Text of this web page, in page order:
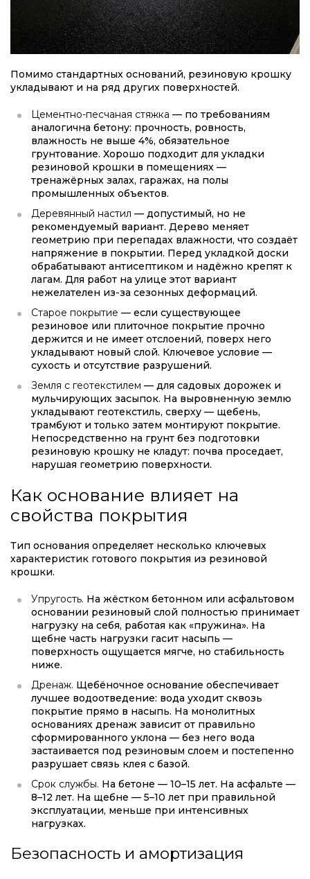
Помимо стандартных оснований, резиновую крошку
укладывают и на ряд других поверхностей.
Цементно-песчаная стяжка — по требованиям
аналогична бетону: прочность, ровность,
влажность не выше 4%, обязательное
грунтование. Хорошо подходит для укладки
резиновой крошки в помещениях —
тренажёрных залах, гаражах, на полы
промышленных объектов.
Деревянный настил — допустимый, но не
рекомендуемый вариант. Дерево меняет
геометрию при перепадах влажности, что создаёт
напряжение в покрытии. Перед укладкой доски
обрабатывают антисептиком и надёжно крепят к
лагам. Для работ на улице этот вариант
нежелателен из-за сезонных деформаций.
Старое покрытие — если существующее
резиновое или плиточное покрытие прочно
держится и не имеет отслоений, поверх него
укладывают новый слой. Ключевое условие —
сухость и отсутствие разрушений.
Земля с геотекстилем — для садовых дорожек и
мульчирующих засыпок. На выровненную землю
укладывают геотекстиль, сверху — щебень,
трамбуют и только затем монтируют покрытие.
Непосредственно на грунт без подготовки
резиновую крошку не кладут: почва проседает,
нарушая геометрию поверхности.
Как основание влияет на
свойства покрытия
Тип основания определяет несколько ключевых
характеристик готового покрытия из резиновой
крошки.
Упругость. На жёстком бетонном или асфальтовом
основании резиновый слой полностью принимает
нагрузку на себя, работая как «пружина». На
щебне часть нагрузки гасит насыпь —
поверхность ощущается мягче, но стабильность
ниже.
Дренаж. Щебёночное основание обеспечивает
лучшее водоотведение: вода уходит сквозь
покрытие прямо в насыпь. На монолитных
основаниях дренаж зависит от правильно
сформированного уклона — без него вода
застаивается под резиновым слоем и постепенно
разрушает связь клея с базой.
Срок службы. На бетоне — 10–15 лет. На асфальте —
8–12 лет. На щебне — 5–10 лет при правильной
эксплуатации, меньше при интенсивных
нагрузках.
Безопасность и амортизация